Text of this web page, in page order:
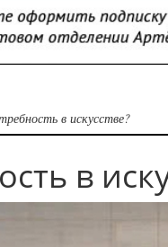
в искусстве?
в